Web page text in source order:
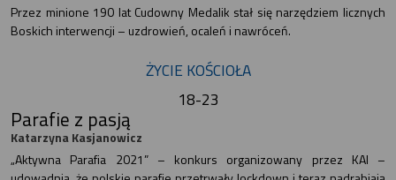
Przez minione 190 lat Cudowny Medalik stał się narzędziem licznych
Boskich interwencji – uzdrowień, ocaleń i nawróceń.
ŻYCIE KOŚCIOŁA
18-23
Parafie z pasją
Katarzyna Kasjanowicz
„Aktywna Parafia 2021” – konkurs organizowany przez KAI –